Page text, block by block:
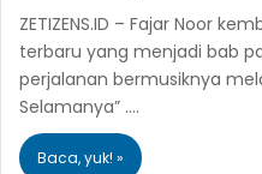
ZETIZENS.ID – Fajar Noor
terbaru yang menjadi bab
perjalanan bermusiknya
Selamanya” .…
Baca, yuk! »